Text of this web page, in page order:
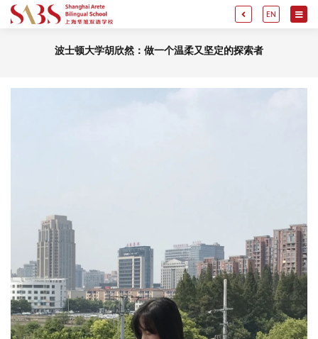
EN
波士顿大学胡欣然：做一个温柔又坚定的探索者